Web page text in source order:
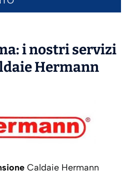
i nostri servizi
Hermann
Caldaie Hermann